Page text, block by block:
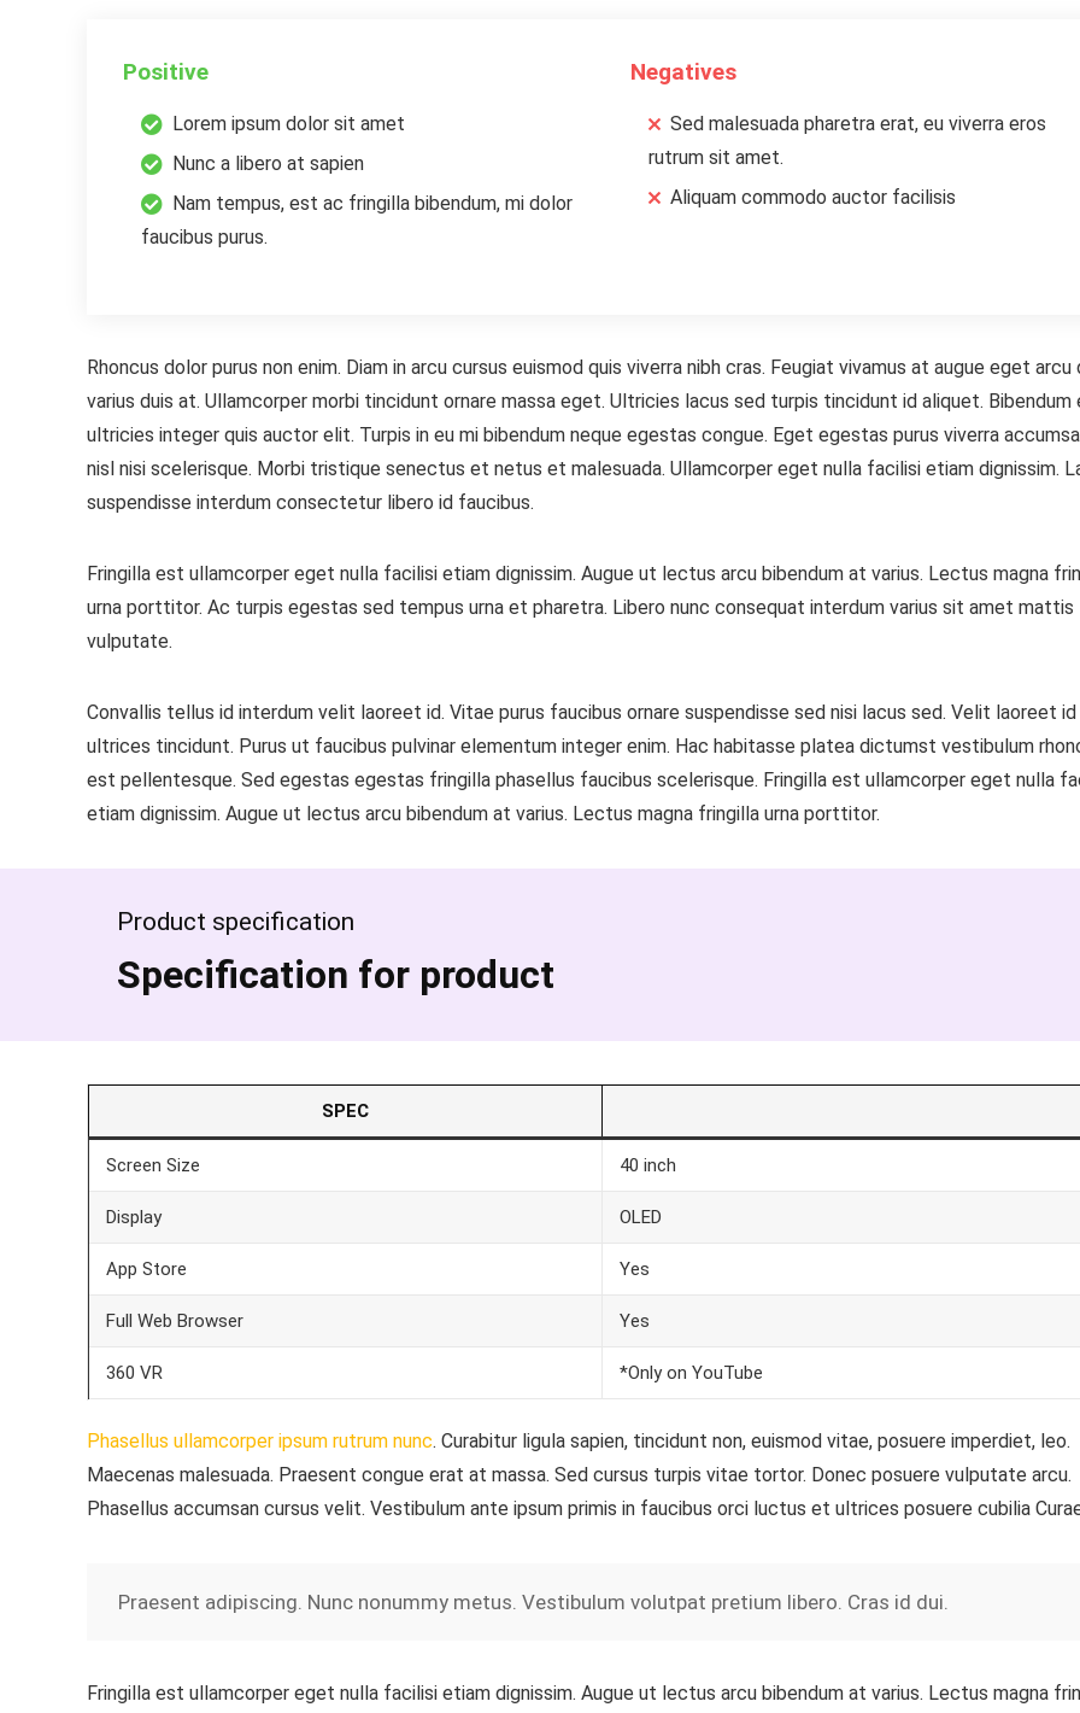
Positive
Lorem ipsum dolor sit amet
Nunc a libero at sapien
Nam tempus, est ac fringilla bibendum, mi dolor
faucibus purus.
Negatives
Sed malesuada pharetra erat, eu viverra eros
rutrum sit amet.
Aliquam commodo auctor facilisis
Rhoncus dolor purus non enim. Diam in arcu cursus euismod quis viverra nibh cras. Feugiat vivamus at augue eget
varius duis at. Ullamcorper morbi tincidunt ornare massa eget. Ultricies lacus sed turpis tincidunt id aliquet. Bibendum
ultricies integer quis auctor elit. Turpis in eu mi bibendum neque egestas congue. Eget egestas purus viverra
nisl nisi scelerisque. Morbi tristique senectus et netus et malesuada. Ullamcorper eget nulla facilisi etiam dignissim.
suspendisse interdum consectetur libero id faucibus.
Fringilla est ullamcorper eget nulla facilisi etiam dignissim. Augue ut lectus arcu bibendum at varius. Lectus magna
urna porttitor. Ac turpis egestas sed tempus urna et pharetra. Libero nunc consequat interdum varius sit amet mattis
vulputate.
Convallis tellus id interdum velit laoreet id. Vitae purus faucibus ornare suspendisse sed nisi lacus sed. Velit laoreet
ultrices tincidunt. Purus ut faucibus pulvinar elementum integer enim. Hac habitasse platea dictumst vestibulum
est pellentesque. Sed egestas egestas fringilla phasellus faucibus scelerisque. Fringilla est ullamcorper eget nulla
etiam dignissim. Augue ut lectus arcu bibendum at varius. Lectus magna fringilla urna porttitor.
Product specification
Specification for product
SPEC
Screen Size 40 inch
Display OLED
App Store Yes
Full Web Browser Yes
360 VR *Only on YouTube
Phasellus ullamcorper ipsum rutrum nunc. Curabitur ligula sapien, tincidunt non, euismod vitae, posuere imperdiet, leo.
Maecenas malesuada. Praesent congue erat at massa. Sed cursus turpis vitae tortor. Donec posuere vulputate arcu.
Phasellus accumsan cursus velit. Vestibulum ante ipsum primis in faucibus orci luctus et ultrices posuere cubilia
Praesent adipiscing. Nunc nonummy metus. Vestibulum volutpat pretium libero. Cras id dui.
Fringilla est ullamcorper eget nulla facilisi etiam dignissim. Augue ut lectus arcu bibendum at varius. Lectus magna